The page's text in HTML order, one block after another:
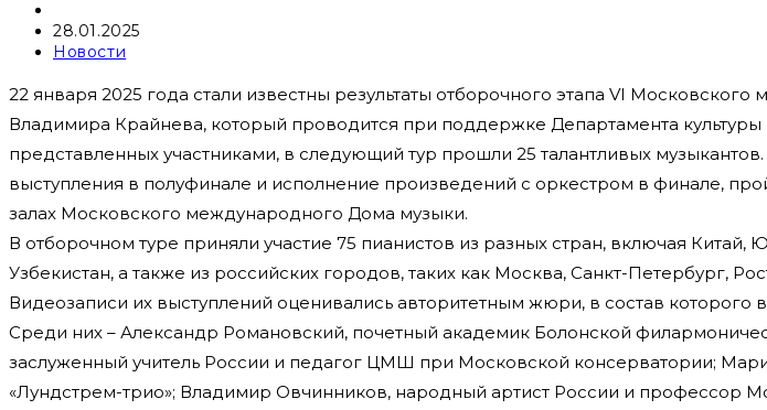
записи:
Запись
опубликована:
28.01.2025
Рубрика
Новости
22 января 2025 года стали известны результаты отборочного этапа VI
Владимира Крайнева, который проводится при поддержке Департамента
представленных участниками, в следующий тур прошли 25 талантливых
выступления в полуфинале и исполнение произведений с оркестром в финале,
залах Московского международного Дома музыки.
В отборочном туре приняли участие 75 пианистов из разных стран, включая
Узбекистан, а также из российских городов, таких как Москва, Санкт-Петербург,
Видеозаписи их выступлений оценивались авторитетным жюри, в состав которого
Среди них – Александр Романовский, почетный академик Болонской
заслуженный учитель России и педагог ЦМШ при Московской консерватории;
«Лундстрем-трио»; Владимир Овчинников, народный артист России и профессор